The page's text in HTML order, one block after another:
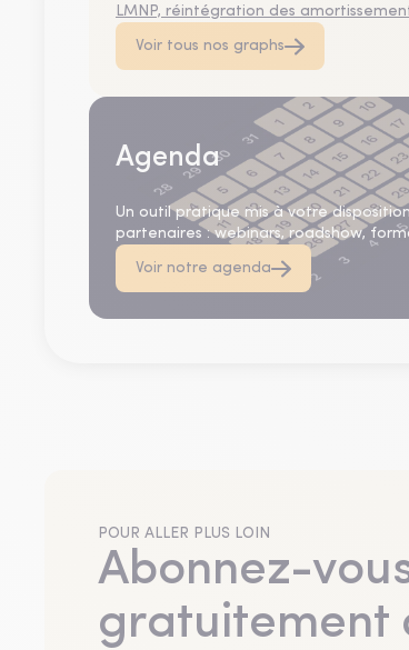
LMNP, réintégration des
Voir tous nos graphs
Agenda
Un outil pratique mis à votre
partenaires : webinars, roadshow,
Voir notre agenda
POUR ALLER PLUS LOIN
Abonnez-
gratuitement